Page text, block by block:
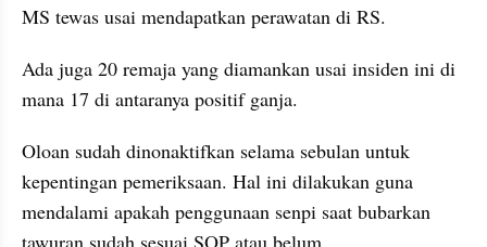
MS tewas usai mendapatkan perawatan di RS.
Ada juga 20 remaja yang diamankan usai insiden ini di
mana 17 di antaranya positif ganja.
Oloan sudah dinonaktifkan selama sebulan untuk
kepentingan pemeriksaan. Hal ini dilakukan guna
mendalami apakah penggunaan senpi saat bubarkan
tawuran sudah sesuai SOP atau belum.